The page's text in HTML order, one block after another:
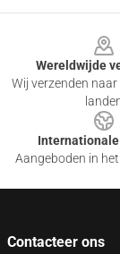
Wereldwijde
Wij verzenden
Aangeboden in
Contacteer ons